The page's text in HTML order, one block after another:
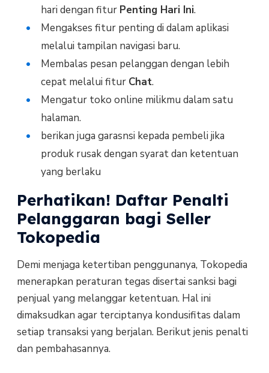
hari dengan fitur Penting Hari Ini.
Mengakses fitur penting di dalam aplikasi
melalui tampilan navigasi baru.
Membalas pesan pelanggan dengan lebih
cepat melalui fitur Chat.
Mengatur toko online milikmu dalam satu
halaman.
berikan juga garasnsi kepada pembeli jika
produk rusak dengan syarat dan ketentuan
yang berlaku
Perhatikan! Daftar Penalti
Pelanggaran bagi Seller
Tokopedia
Demi menjaga ketertiban penggunanya, Tokopedia
menerapkan peraturan tegas disertai sanksi bagi
penjual yang melanggar ketentuan. Hal ini
dimaksudkan agar terciptanya kondusifitas dalam
setiap transaksi yang berjalan. Berikut jenis penalti
dan pembahasannya.